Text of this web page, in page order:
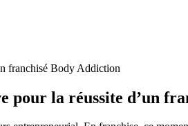
franchisé Body Addiction
pour la réussite d’un